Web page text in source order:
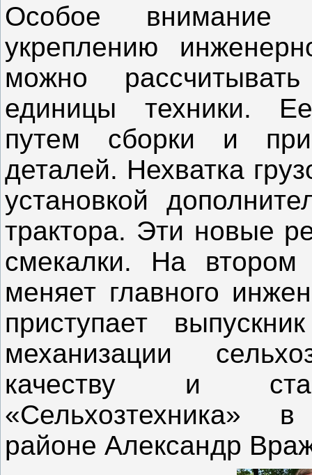
Особое внимание
укреплению
можно
единицы техники.
путем сборки и
деталей. Нехватка
установкой
трактора. Эти новые
смекалки. На втором
меняет главного
приступает
механизации
качеству и
«Сельхозтехника»
районе Александр